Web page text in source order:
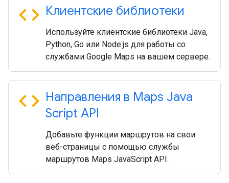
code Клиентские библиотеки
Используйте клиентские библиотеки Java,
Python, Go или Node.js для работы со
службами Google Maps на вашем сервере.
code Направления в Maps Java
Script API
Добавьте функции маршрутов на свои
веб-страницы с помощью службы
маршрутов Maps JavaScript API.